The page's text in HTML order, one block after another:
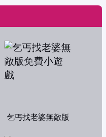
乞丐找老婆無敵版